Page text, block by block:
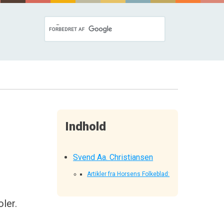
Indhold
Svend Aa. Christiansen
Artikler fra Horsens Folkeblad: